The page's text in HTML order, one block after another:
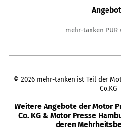
mehr-tanken PUR
© 2026 mehr-tanken ist Teil der
Co.KG
Weitere Angebote der Motor
Co. KG & Motor Presse
deren